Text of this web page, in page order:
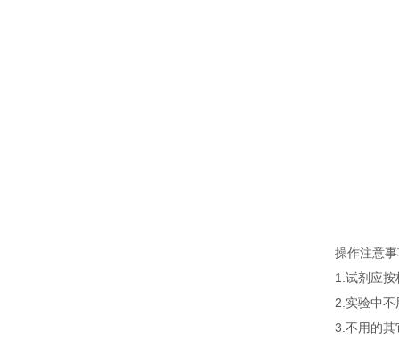
操作注意
1.试剂应
2.实验中
3.不用的其